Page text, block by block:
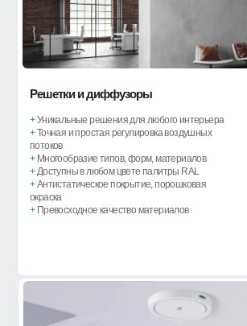
Решетки и диффузоры
+Уникальные решения для любого интерьера
+Точная и простая регулировка воздушных
потоков
+Многообразие типов, форм, материалов
+Доступны в любом цвете палитры RAL
+Антистатическое покрытие, порошковая
окраска
+Превосходное качество материалов